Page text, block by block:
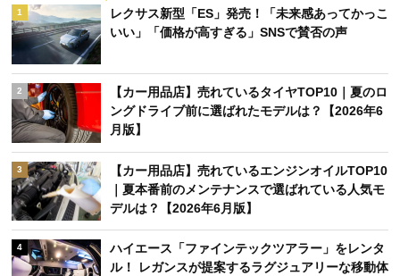
1
レクサス新型「ES」発売！「未来感あってかっこ
いい」「価格が高すぎる」SNSで賛否の声
2
【カー用品店】売れているタイヤTOP10｜夏のロ
ングドライブ前に選ばれたモデルは？【2026年6
月版】
3
【カー用品店】売れているエンジンオイルTOP10
｜夏本番前のメンテナンスで選ばれている人気モ
デルは？【2026年6月版】
4
ハイエース「ファインテックツアラー」をレンタ
ル！ レガンスが提案するラグジュアリーな移動体